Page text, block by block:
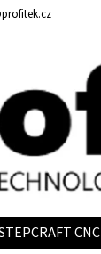
profitek.cz
CNC